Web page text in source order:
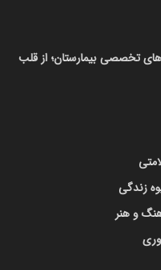
تخصصی بیمارستان؛ از قلب
زندگی
و هنر